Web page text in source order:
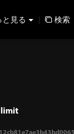
と見る | 検索